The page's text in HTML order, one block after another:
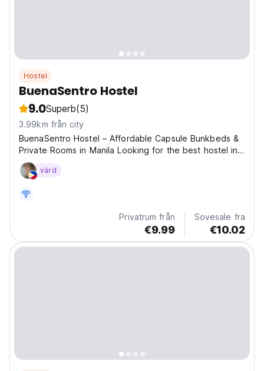
Hostel
BuenaSentro Hostel
9.0Superb(5)
3.99km från city
BuenaSentro Hostel – Affordable Capsule Bunkbeds &
Private Rooms in Manila Looking for the best hostel in
Manila, Philippines? BuenaSentro Hostel offers stylish
yet affordable accommodation in Manila, perfect for
värd
Privatrum från
€9.99
Sovesale fra
€10.02